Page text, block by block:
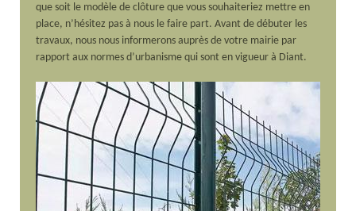
que soit le modèle de clôture que vous souhaiteriez mettre en
place, n’hésitez pas à nous le faire part. Avant de débuter les
travaux, nous nous informerons auprès de votre mairie par
rapport aux normes d’urbanisme qui sont en vigueur à Diant.